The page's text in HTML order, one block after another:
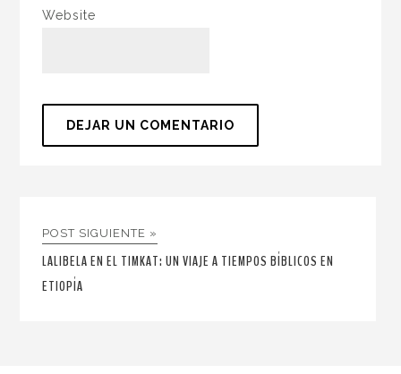
Website
POST SIGUIENTE »
LALIBELA EN EL TIMKAT: UN VIAJE A TIEMPOS BÍBLICOS EN
ETIOPÍA